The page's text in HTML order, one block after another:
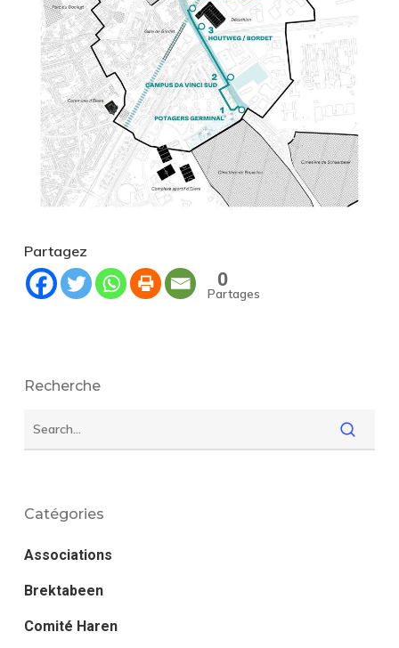
Partagez
0
Partages
Recherche
Catégories
Associations
Brektabeen
Comité Haren